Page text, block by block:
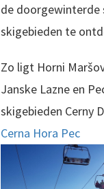
de doorgewinterde
skigebieden te
Zo ligt Horni
Janske Lazne en
skigebieden Cerny
Cerna Hora Pec